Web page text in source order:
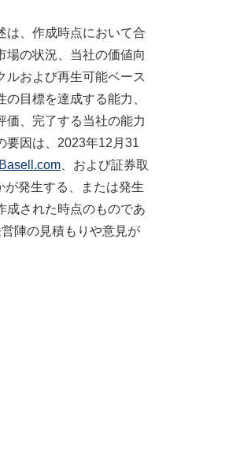
は、作成時点において合
場の状況、当社の価値向
ルおよび再生可能ベース
目標を達成する能力、
価、完了する当社の能力
要因は、2023年12月31
、および証券取
発生する、または発生
成された時点のものであ
陣の見積もりや意見が